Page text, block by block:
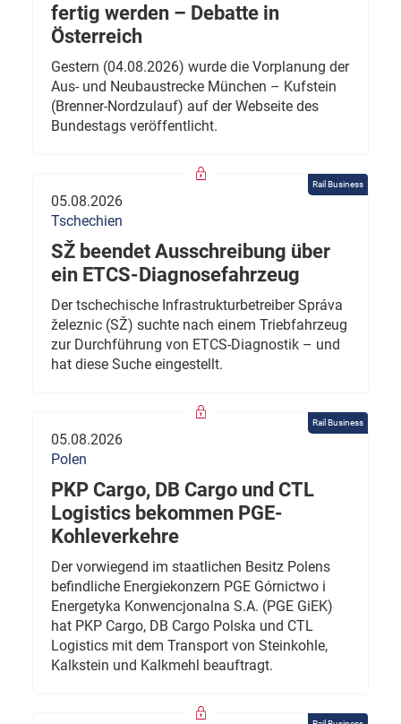
fertig werden – Debatte in
Österreich
Gestern (04.08.2026) wurde die Vorplanung der
Aus- und Neubaustrecke München – Kufstein
(Brenner-Nordzulauf) auf der Webseite des
Bundestags veröffentlicht.
Rail Business
05.08.2026
Tschechien
SŽ beendet Ausschreibung über
ein ETCS-Diagnosefahrzeug
Der tschechische Infrastrukturbetreiber Správa
železnic (SŽ) suchte nach einem Triebfahrzeug
zur Durchführung von ETCS-Diagnostik – und
hat diese Suche eingestellt.
Rail Business
05.08.2026
Polen
PKP Cargo, DB Cargo und CTL
Logistics bekommen PGE-
Kohleverkehre
Der vorwiegend im staatlichen Besitz Polens
befindliche Energiekonzern PGE Górnictwo i
Energetyka Konwencjonalna S.A. (PGE GiEK)
hat PKP Cargo, DB Cargo Polska und CTL
Logistics mit dem Transport von Steinkohle,
Kalkstein und Kalkmehl beauftragt.